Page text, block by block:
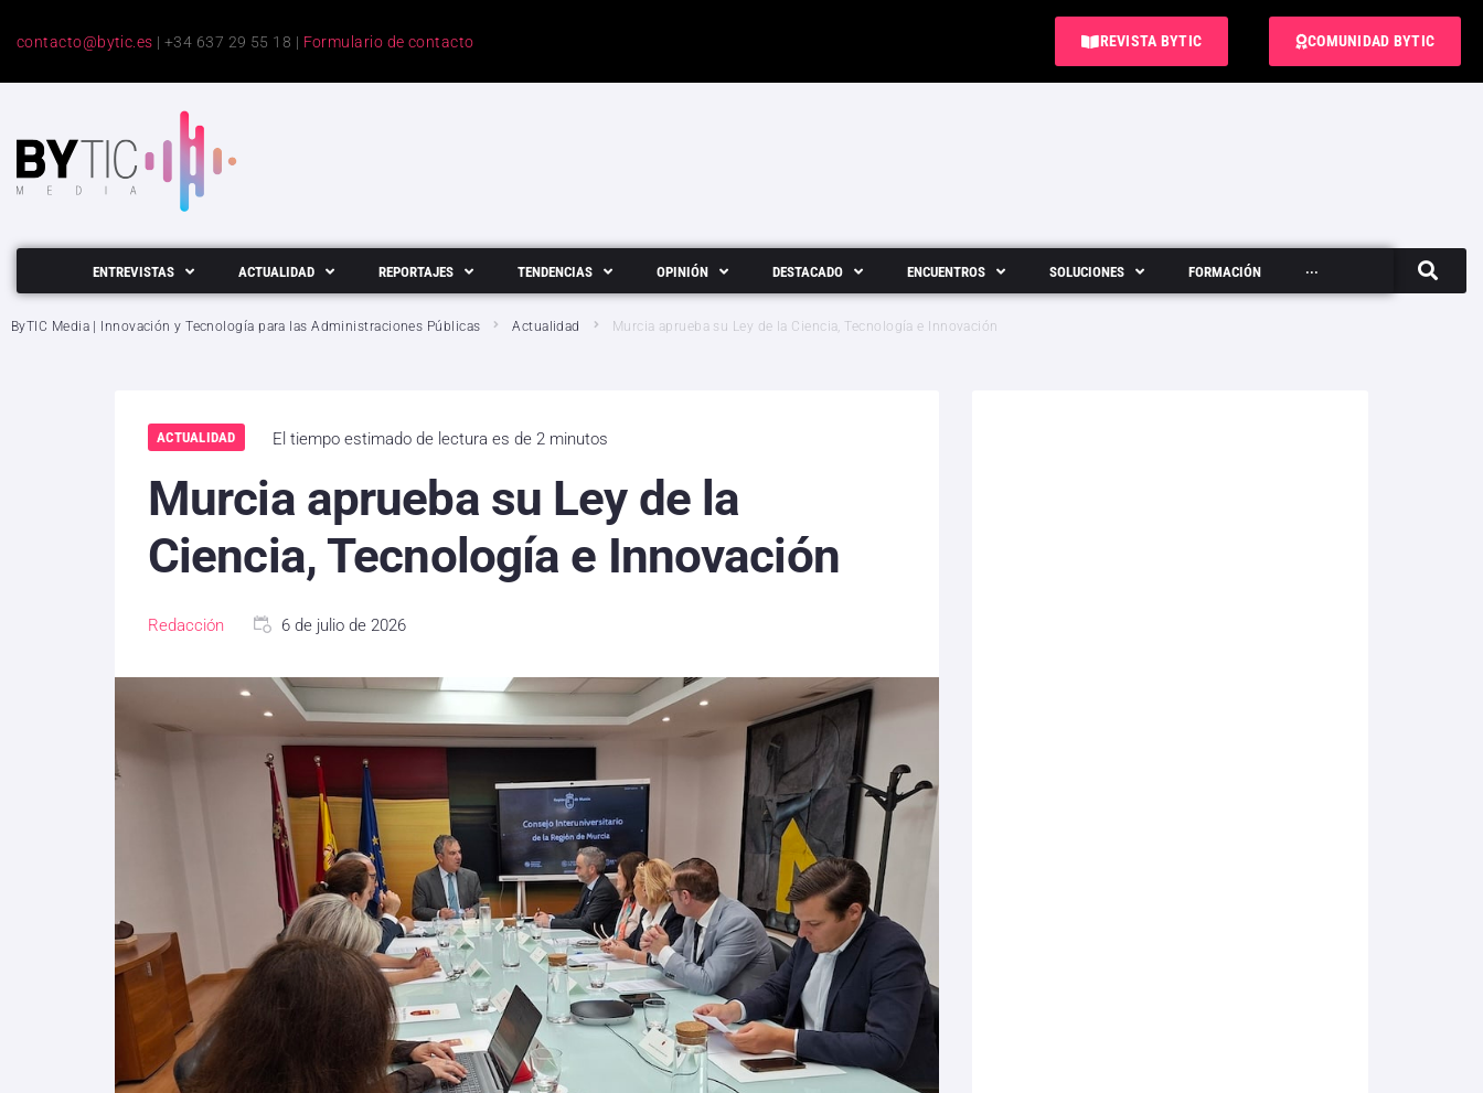
contacto@bytic.es | +34 637 29 55 18 | Formulario de contacto REVISTA BYTIC COMUNIDAD BYTIC
ENTREVISTAS ACTUALIDAD REPORTAJES TENDENCIAS OPINIÓN DESTACADO ENCUENTROS SOLUCIONES FORMACIÓN ···
ByTIC Media | Innovación y Tecnología para las Administraciones Públicas Actualidad Murcia aprueba su Ley de la Ciencia, Tecnología e Innovación
ACTUALIDAD El tiempo estimado de lectura es de 2 minutos
Murcia aprueba su Ley de la
Ciencia, Tecnología e Innovación
Redacción 6 de julio de 2026